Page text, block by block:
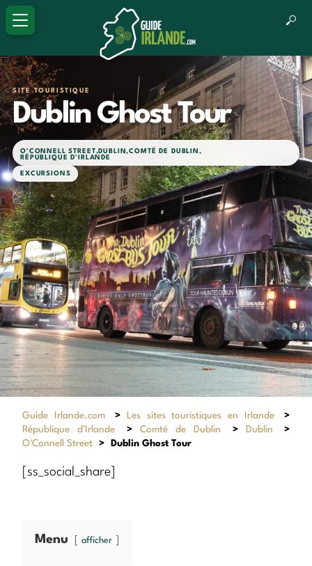
SITE TOURISTIQUE
Dublin Ghost Tour
O'CONNELL STREET, DUBLIN,COMTÉ DE DUBLIN,
RÉPUBLIQUE D'IRLANDE
EXCURSIONS
Guide Irlande.com > Les sites touristiques en Irlande
>
République d'Irlande
> Comté de Dublin > Dublin
>
O'Connell Street
> Dublin Ghost Tour
[ss_social_share]
Menu afficher